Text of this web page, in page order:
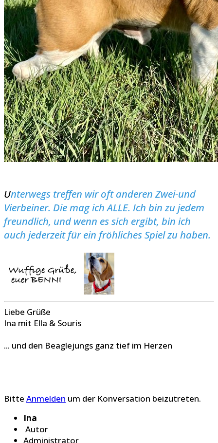
Unterwegs treffen wir oft anderen Zwei-und
Vierbeiner. Die mag ich ALLE. Ich bin zu jedem
freundlich, und wenn es sich ergibt, bin ich
auch jederzeit für ein fröhliches Spiel zu haben.
Liebe Grüße
Ina mit Ella & Souris
... und den Beaglejungs ganz tief im Herzen
Bitte Anmelden um der Konversation beizutreten.
Ina
Autor
Administrator